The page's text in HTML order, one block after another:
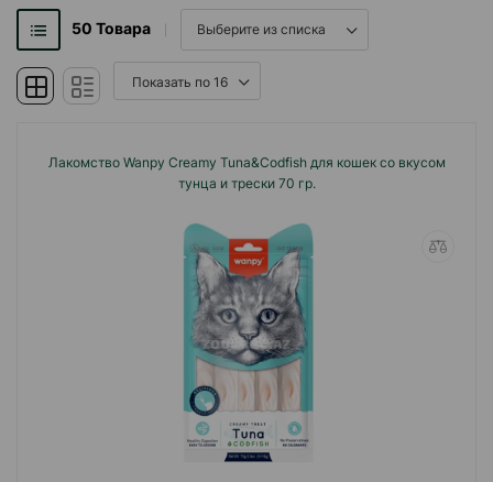
очень трепетно относится к качеству своей
продукции.
Любители животных по всему миру уже
своих питомцев продукцией Wanpy.
50 Товара
Лакомство Wanpy Creamy Tuna&Codfish для кошек со вкусом
тунца и трески 70 гр.